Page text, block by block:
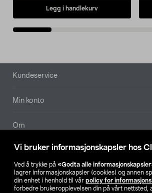
Vi bruker informasjonskapsler hos
Ved å trykke på «Godta alle
lagrer informasjonskapsler (cookies) og annen
din enhet i henhold til vår policy for
forbedre brukeropplevelsen din på vårt nettsted,
Legg i handlekurv
Bunntekst
Kundeservice
Min konto
Om
Aktuelt
Våre selskaper